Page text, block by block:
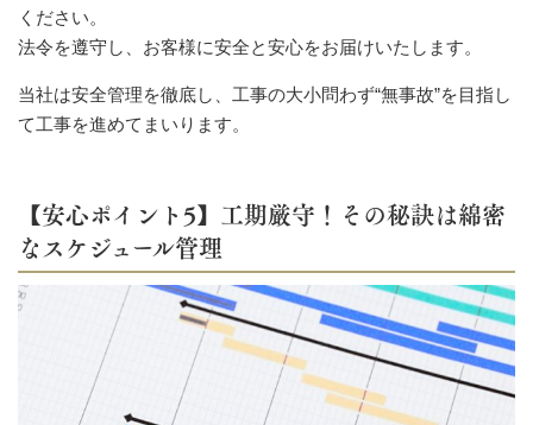
ください。
法令を遵守し、お客様に安全と安心をお届けいたします。
当社は安全管理を徹底し、工事の大小問わず“無事故”を目指し
て工事を進めてまいります。
【安心ポイント5】工期厳守！その秘訣は綿密
なスケジュール管理